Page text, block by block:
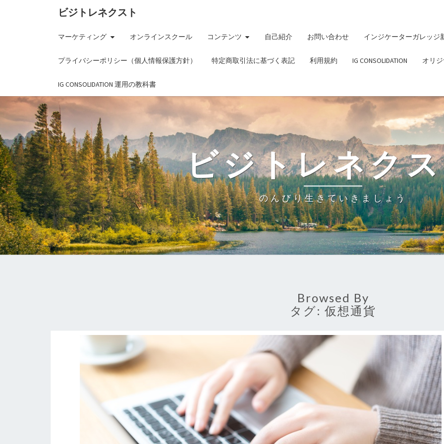
ビジトレネクスト
マーケティング オンラインスクール コンテンツ 自己紹介 お問い合わせ インジケーターガレッジ
プライバシーポリシー（個人情報保護方針） 特定商取引法に基づく表記 利用規約 IG CONSOLIDATION オリ
IG CONSOLIDATION 運用の教科書
ビジトレネク
のんびり生きていきましょう
Browsed By
タグ: 仮想通貨